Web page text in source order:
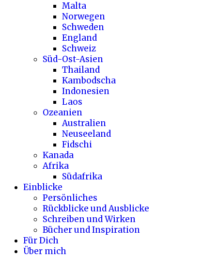
Malta
Norwegen
Schweden
England
Schweiz
Süd-Ost-Asien
Thailand
Kambodscha
Indonesien
Laos
Ozeanien
Australien
Neuseeland
Fidschi
Kanada
Afrika
Südafrika
Einblicke
Persönliches
Rückblicke und Ausblicke
Schreiben und Wirken
Bücher und Inspiration
Für Dich
Über mich